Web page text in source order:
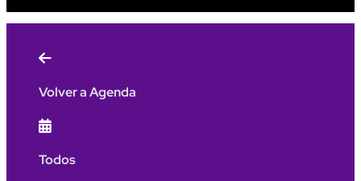

Volver a Agenda

Todos